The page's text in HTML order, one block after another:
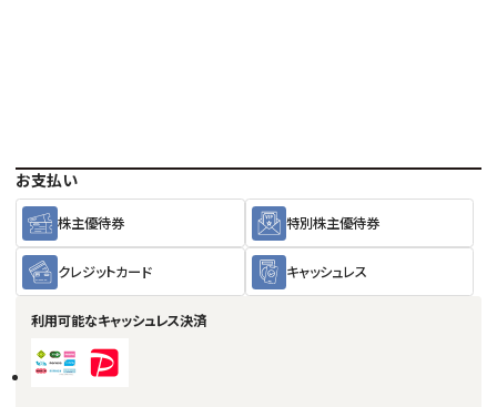
お支払い
株主優待券 特別株主優待券
クレジットカード キャッシュレス
利用可能なキャッシュレス決済